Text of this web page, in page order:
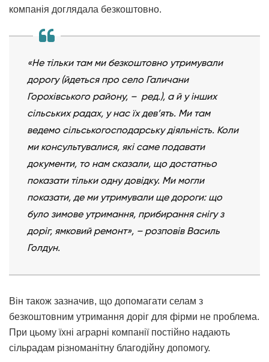
компанія доглядала безкоштовно.
«Не тільки там ми безкоштовно утримували
дорогу (йдеться про село Галичани
Горохівського району, – ред.), а й у інших
сільських радах, у нас їх дев’ять. Ми там
ведемо сільськогосподарську діяльність. Коли
ми консультувалися, які саме подавати
документи, то нам сказали, що достатньо
показати тільки одну довідку. Ми могли
показати, де ми утримували ще дороги: що
було зимове утримання, прибирання снігу з
доріг, ямковий ремонт», – розповів Василь
Голдун.
Він також зазначив, що допомагати селам з
безкоштовним утримання доріг для фірми не проблема.
При цьому їхні аграрні компанії постійно надають
сільрадам різноманітну благодійну допомогу.